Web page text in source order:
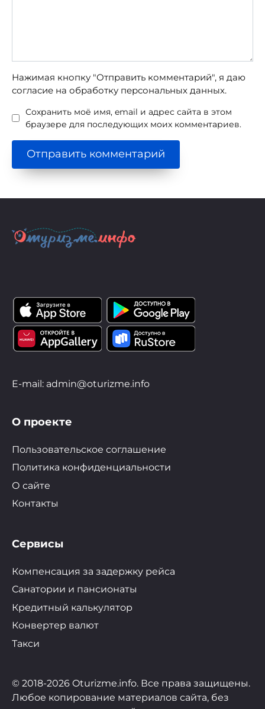
Нажимая кнопку "Отправить комментарий", я даю
согласие на обработку персональных данных.
Сохранить моё имя, email и адрес сайта в этом
браузере для последующих моих комментариев.
E-mail: admin@oturizme.info
О проекте
Пользовательское соглашение
Политика конфиденциальности
О сайте
Контакты
Сервисы
Компенсация за задержку рейса
Санатории и пансионаты
Кредитный калькулятор
Конвертер валют
Такси
© 2018-2026 Oturizme.info. Все права защищены.
Любое копирование материалов сайта, без